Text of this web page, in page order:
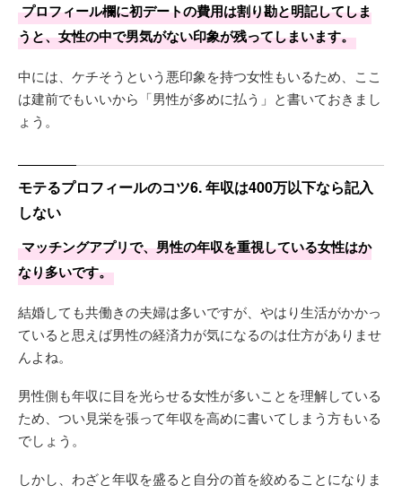
プロフィール欄に初デートの費用は割り勘と明記してしま
うと、女性の中で男気がない印象が残ってしまいます。
中には、ケチそうという悪印象を持つ女性もいるため、ここ
は建前でもいいから「男性が多めに払う」と書いておきまし
ょう。
モテるプロフィールのコツ6. 年収は400万以下なら記入
しない
マッチングアプリで、男性の年収を重視している女性はか
なり多いです。
結婚しても共働きの夫婦は多いですが、やはり生活がかかっ
ていると思えば男性の経済力が気になるのは仕方がありませ
んよね。
男性側も年収に目を光らせる女性が多いことを理解している
ため、つい見栄を張って年収を高めに書いてしまう方もいる
でしょう。
しかし、わざと年収を盛ると自分の首を絞めることになりま